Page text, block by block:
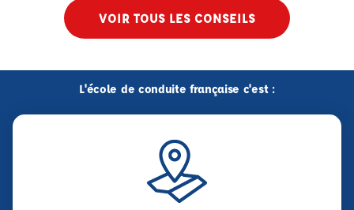
VOIR TOUS LES CONSEILS
L'école de conduite française c'est :